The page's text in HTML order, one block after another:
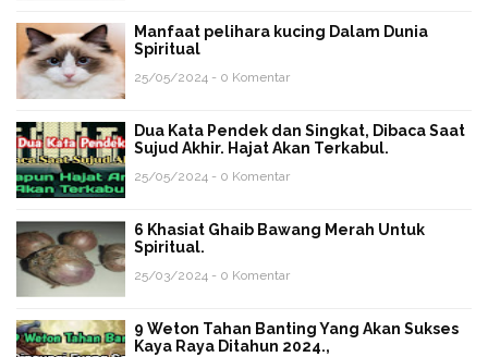
Manfaat pelihara kucing Dalam Dunia
Spiritual
25/05/2024 - 0 Komentar
Dua Kata Pendek dan Singkat, Dibaca Saat
Sujud Akhir. Hajat Akan Terkabul.
25/05/2024 - 0 Komentar
6 Khasiat Ghaib Bawang Merah Untuk
Spiritual.
25/03/2024 - 0 Komentar
9 Weton Tahan Banting Yang Akan Sukses
Kaya Raya Ditahun 2024.,